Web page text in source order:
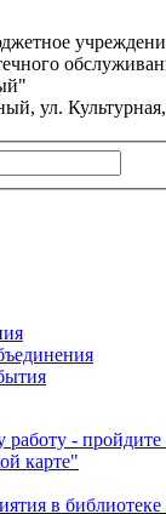
ул. Культурная,
- пройдите
карте"
в